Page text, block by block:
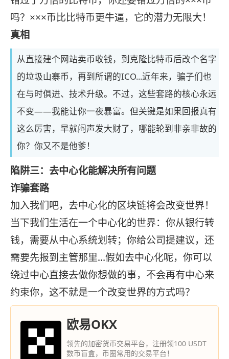
吗？×××币比比特币更牛逼，它的潜力无限大！
真相
从直接建个网站卖币收钱，到克隆比特币后改个名字
的垃圾山寨币，再到所谓的ICO...近年来，骗子们也
在与时俱进、技术升级。不过，这些套路的核心永远
不变——我能让你一夜暴富。但关键是如果回报真有
这么厉害，早就闷声发大财了，哪能轮到非亲非故的
你？你又不是他爹！
陷阱三：去中心化能解决所有问题
诈骗套路
加入我们吧，去中心化的区块链将会改变世界！
当下我们生活在一个中心化的世界：你从银行转
钱，需要从中心系统划转；你给公司提建议，还
需要先报到主管那里...假如去中心化呢，你可以
绕过中心直接去做你想做的事，不会再有中心来
约束你，这不就是一个改变世界的方式吗？
欧易OKX
领先的加密货币交易平台，注册领100 USDT
数币盲盒，币圈常用的交易平台！